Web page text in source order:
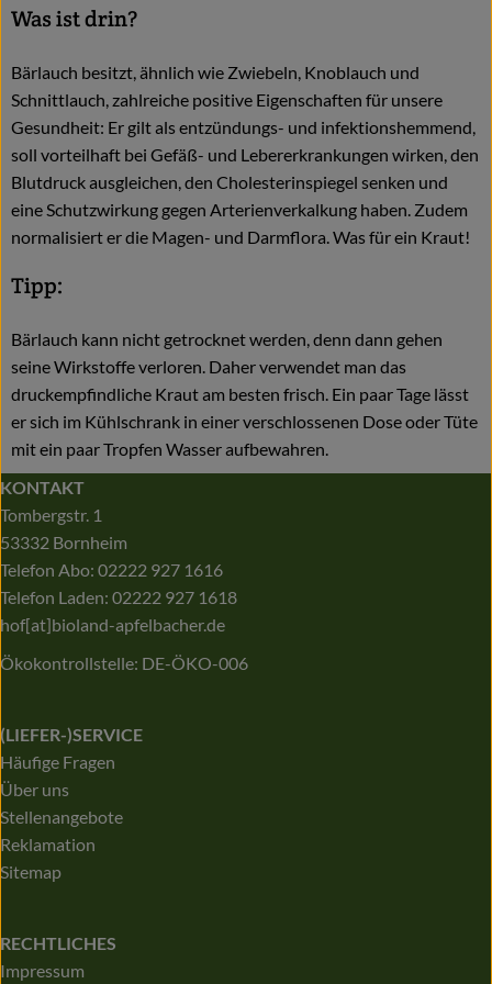
Was ist drin?
Bärlauch besitzt, ähnlich wie Zwiebeln, Knoblauch und
Schnittlauch, zahlreiche positive Eigenschaften für unsere
Gesundheit: Er gilt als entzündungs- und infektionshemmend,
soll vorteilhaft bei Gefäß- und Lebererkrankungen wirken, den
Blutdruck ausgleichen, den Cholesterinspiegel senken und
eine Schutzwirkung gegen Arterienverkalkung haben. Zudem
normalisiert er die Magen- und Darmflora. Was für ein Kraut!
Tipp:
Bärlauch kann nicht getrocknet werden, denn dann gehen
seine Wirkstoffe verloren. Daher verwendet man das
druckempfindliche Kraut am besten frisch. Ein paar Tage lässt
er sich im Kühlschrank in einer verschlossenen Dose oder Tüte
mit ein paar Tropfen Wasser aufbewahren.
KONTAKT
Tombergstr. 1
53332 Bornheim
Telefon Abo: 02222 927 1616
Telefon Laden: 02222 927 1618
hof[at]bioland-apfelbacher.de
Ökokontrollstelle: DE-ÖKO-006
(LIEFER-)SERVICE
Häufige Fragen
Über uns
Stellenangebote
Reklamation
Sitemap
RECHTLICHES
Impressum